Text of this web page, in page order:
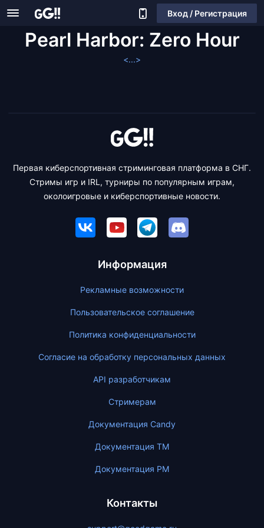
Вход / Регистрация
Pearl Harbor: Zero Hour
<...>
Первая киберспортивная стриминговая платформа в СНГ.
Стримы игр и IRL, турниры по популярным играм,
околоигровые и киберспортивные новости.
Информация
Рекламные возможности
Пользовательское соглашение
Политика конфиденциальности
Согласие на обработку персональных данных
API разработчикам
Стримерам
Документация Candy
Документация ТМ
Документация PM
Контакты